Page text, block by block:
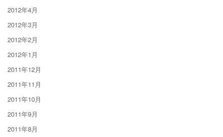
2012年4月
2012年3月
2012年2月
2012年1月
2011年12月
2011年11月
2011年10月
2011年9月
2011年8月